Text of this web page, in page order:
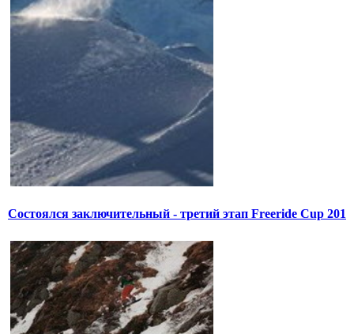
Состоялся заключительный - третий этап Freeride Cup 201